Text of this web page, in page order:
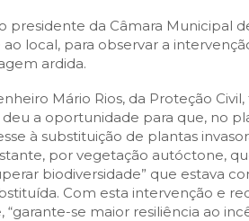
presidente da Câmara Municipal
ao local, para observar a
ardida.
Mário Rios, da Proteção
a oportunidade para que, no
à substituição de plantas
por vegetação autóctone,
biodiversidade” que estava
Com esta intervenção e
se maior resiliência ao